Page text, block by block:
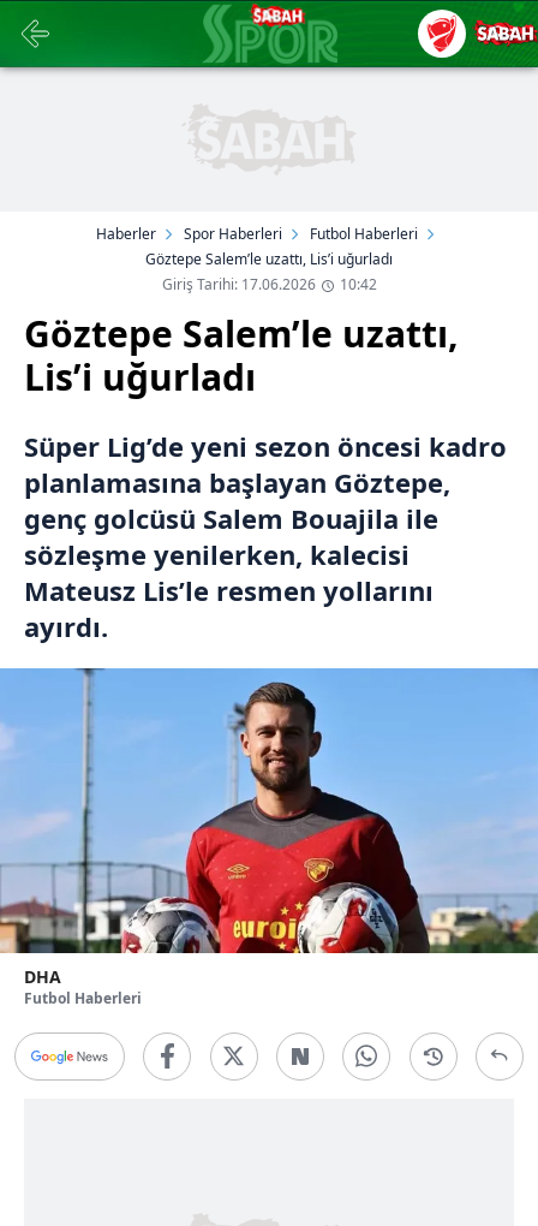
Haberler Spor Haberleri
Futbol Haberleri
Göztepe Salem’le uzattı, Lis’i uğurladı
Giriş Tarihi: 17.06.2026
10:42
Göztepe Salem’le uzattı,
Lis’i uğurladı
Süper Lig’de yeni sezon öncesi kadro
planlamasına başlayan Göztepe,
genç golcüsü Salem Bouajila ile
sözleşme yenilerken, kalecisi
Mateusz Lis’le resmen yollarını
ayırdı.
DHA
Futbol Haberleri